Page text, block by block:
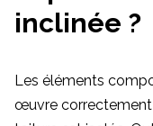
inclinée ?
Les éléments
œuvre correctement